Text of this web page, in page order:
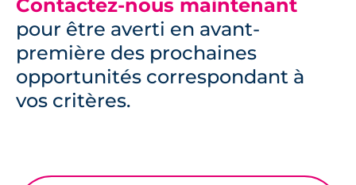
Contactez-nous maintenant
pour être averti en avant-
première des prochaines
opportunités correspondant à
vos critères.